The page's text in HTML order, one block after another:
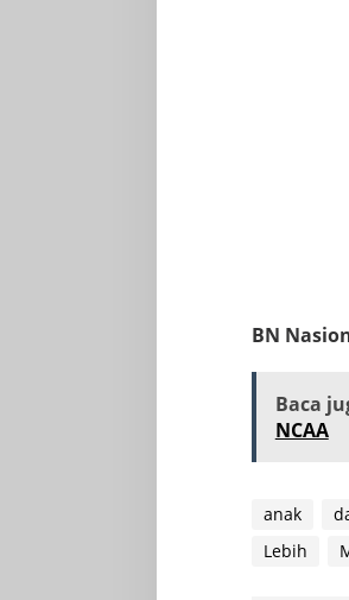
BN
Baca
NCAA
anak
Lebih